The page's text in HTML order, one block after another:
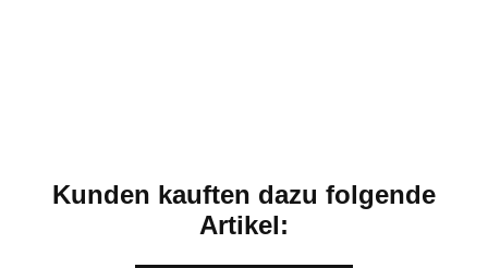
Kunden kauften dazu folgende
Artikel: